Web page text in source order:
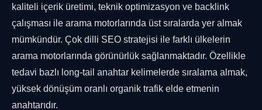
kaliteli içerik üretimi, teknik optimizasyon ve backlink
çalışması ile arama motorlarında üst sıralarda yer almak
mümkündür. Çok dilli SEO stratejisi ile farklı ülkelerin
arama motorlarında görünürlük sağlanmaktadır. Özellikle
tedavi bazlı long-tail anahtar kelimelerde sıralama almak,
yüksek dönüşüm oranlı organik trafik elde etmenin
anahtarıdır.